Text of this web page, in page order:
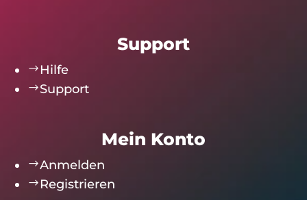
Support
$ Hilfe
$Support
Mein Konto
$Anmelden
$Registrieren